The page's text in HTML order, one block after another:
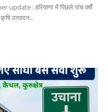
: हरियाणा में पिछले पांच वर्षों
उत्पादन...